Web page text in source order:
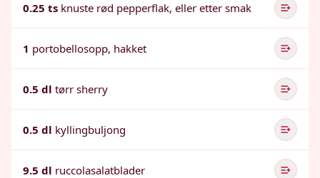
0.25 ts knuste rød pepperflak, eller etter smak
1 portobellosopp, hakket
0.5 dl tørr sherry
0.5 dl kyllingbuljong
9.5 dl ruccolasalatblader